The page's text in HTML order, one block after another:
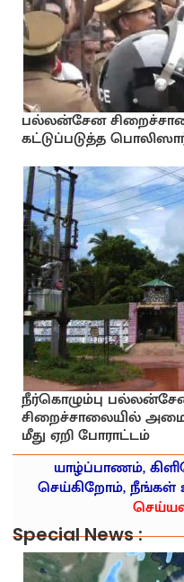
பல்லன்சேன
கட்டுப்படுத்த
நீர்கொழும்பு
சிறைச்சாலையில்
மீது ஏறி போராட்டம்
யாழ்ப்பாணம்,
செய்கிறோம், நீங்கள்
Special News :